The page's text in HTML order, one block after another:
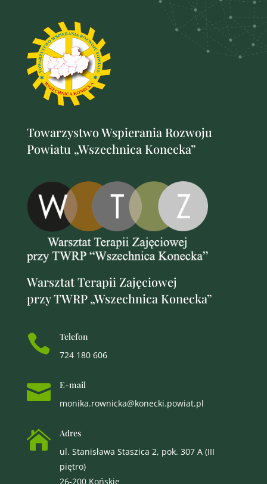
Towarzystwo Wspierania Rozwoju
Powiatu „Wszechnica Konecka”
Warsztat Terapii Zajęciowej
przy TWRP „Wszechnica Konecka”

Telefon
724 180 606

E-mail
monika.rownicka@konecki.powiat.pl

Adres
ul. Stanisława Staszica 2, pok. 307 A (III
piętro)
26-200 Końskie